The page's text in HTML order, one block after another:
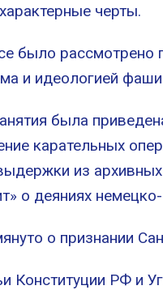
черты.
рассмотрено
и идеологией
была приведена
карательных
из
о деяниях
о признании
РФ и